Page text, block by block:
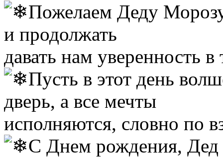
Пожелаем Деду Морозу
и продолжать
давать нам уверенность
Пусть в этот день
дверь, а все мечты
исполняются, словно по
С Днем рождения,